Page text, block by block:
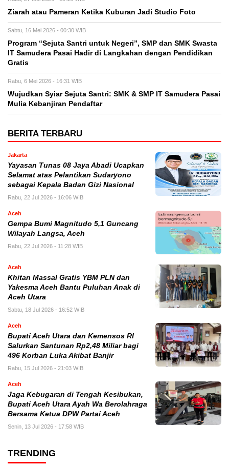
Ziarah atau Pameran Ketika Kuburan Jadi Studio Foto
Sabtu, 16 Mei 2026 - 00:30 WIB
Program “Sejuta Santri untuk Negeri”, SMP dan SMK Swasta
IT Samudera Pasai Hadir di Langkahan dengan Pendidikan
Gratis
Rabu, 6 Mei 2026 - 16:31 WIB
Wujudkan Syiar Sejuta Santri: SMK & SMP IT Samudera Pasai
Mulia Kebanjiran Pendaftar
BERITA TERBARU
Jakarta
Yayasan Tunas 08 Jaya Abadi Ucapkan
Selamat atas Pelantikan Sudaryono
sebagai Kepala Badan Gizi Nasional
Rabu, 22 Jul 2026 - 16:06 WIB
Aceh
Gempa Bumi Magnitudo 5,1 Guncang
Wilayah Langsa, Aceh
Rabu, 22 Jul 2026 - 11:28 WIB
Aceh
Khitan Massal Gratis YBM PLN dan
Yakesma Aceh Bantu Puluhan Anak di
Aceh Utara
Sabtu, 18 Jul 2026 - 16:52 WIB
Aceh
Bupati Aceh Utara dan Kemensos RI
Salurkan Santunan Rp2,48 Miliar bagi
496 Korban Luka Akibat Banjir
Rabu, 15 Jul 2026 - 21:03 WIB
Aceh
Jaga Kebugaran di Tengah Kesibukan,
Bupati Aceh Utara Ayah Wa Berolahraga
Bersama Ketua DPW Partai Aceh
Senin, 13 Jul 2026 - 17:58 WIB
TRENDING